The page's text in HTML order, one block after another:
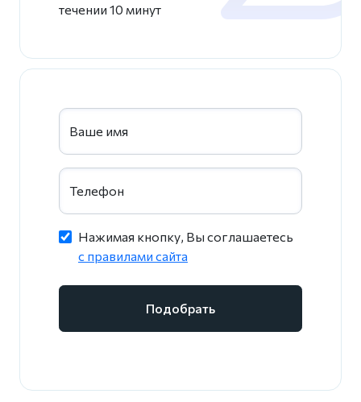
течении 10 минут
Ваше имя
Телефон
Нажимая кнопку, Вы соглашаетесь
c правилами сайта
Подобрать